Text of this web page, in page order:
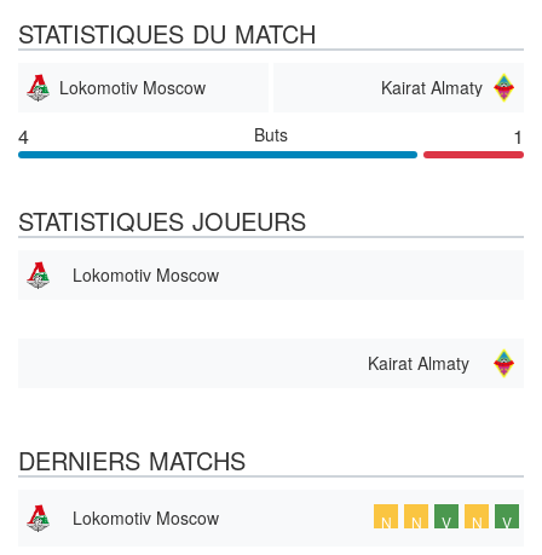
STATISTIQUES DU MATCH
Lokomotiv Moscow Kairat Almaty
4 Buts 1
STATISTIQUES JOUEURS
Lokomotiv Moscow
Kairat Almaty
DERNIERS MATCHS
Lokomotiv Moscow N N V N V